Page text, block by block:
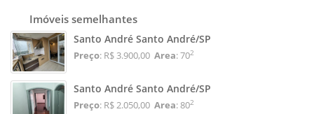
Imóveis semelhantes
Santo André Santo André/SP
Preço: R$ 3.900,00 Area: 702
Santo André Santo André/SP
Preço: R$ 2.050,00 Area: 802